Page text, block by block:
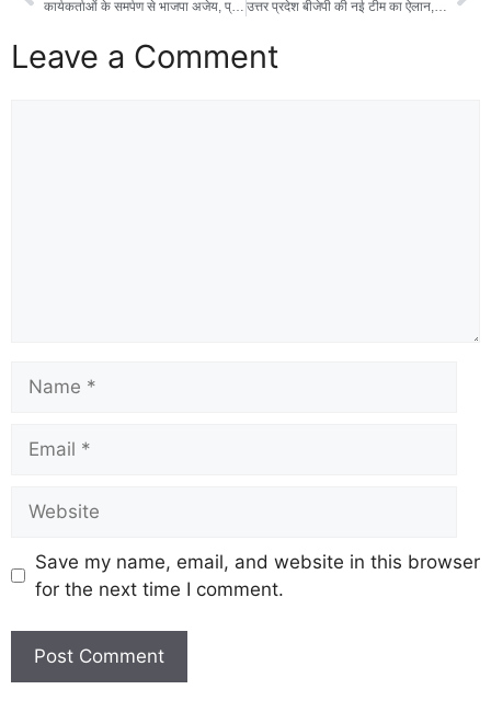
Leave a Comment
Save my name, email, and website in this browser
for the next time I comment.